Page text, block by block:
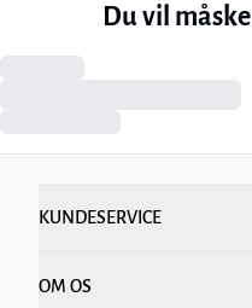
Du vil
KUNDESERVICE
OM OS